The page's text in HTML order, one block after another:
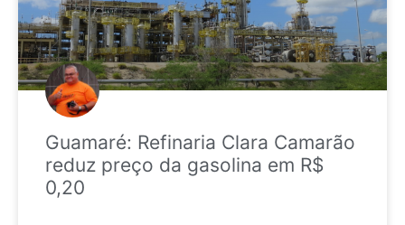
Guamaré: Refinaria Clara Camarão
reduz preço da gasolina em R$
0,20